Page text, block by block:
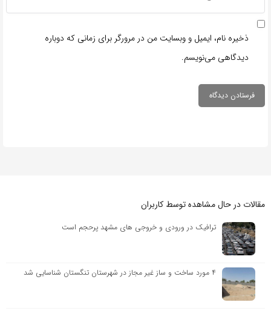
ذخیره نام، ایمیل و وبسایت من در مرورگر برای زمانی که دوباره
دیدگاهی می‌نویسم.
مقالات در حال مشاهده توسط کاربران
ترافیک در ورودی و خروجی های مشهد پرحجم است
۴ مورد ساخت و ساز غیر مجاز در شهرستان تنگستان شناسایی شد